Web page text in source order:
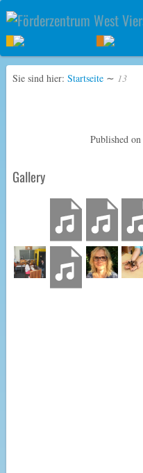
Sie sind hier: Startseite ∼ 13
Published on
Gallery